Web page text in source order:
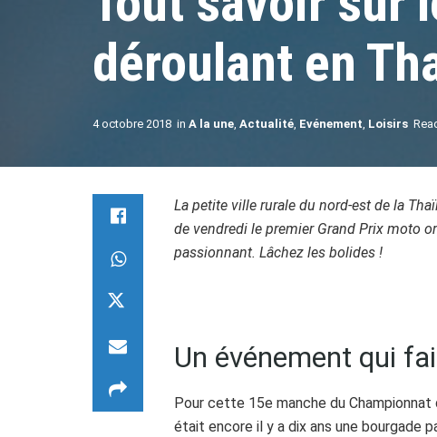
déroulant en
4 octobre 2018 in A la une, Actualité, Evénement, Loisirs
La petite ville rurale du nord-est de la
de vendredi le premier Grand Prix moto
passionnant. Lâchez les bolides !
Un événement qui
Pour cette 15e manche du Championnat
était encore il y a dix ans une bourgade